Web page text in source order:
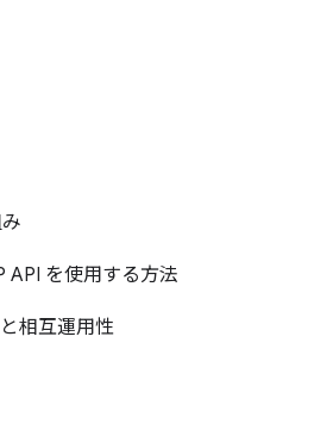
API を使用する方法
相互運用性